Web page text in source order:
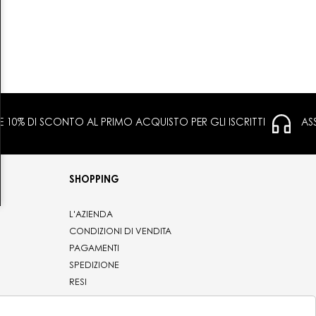
E 10% DI SCONTO AL PRIMO ACQUISTO PER GLI ISCRITTI
SHOPPING
L'AZIENDA
CONDIZIONI DI VENDITA
PAGAMENTI
SPEDIZIONE
RESI